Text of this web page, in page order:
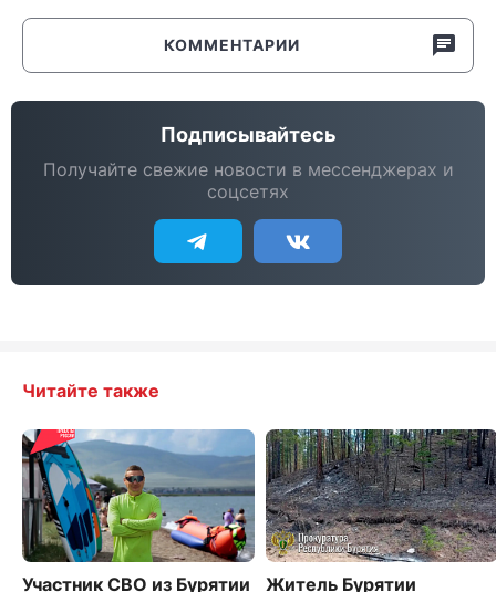
КОММЕНТАРИИ
Подписывайтесь
Получайте свежие новости в мессенджерах и
соцсетях
Читайте также
Участник СВО из Бурятии Житель Бурятии